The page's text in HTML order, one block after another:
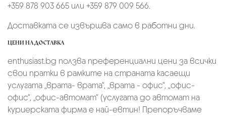
+359 878 903 665 или +359 879 009 566.
Доставката се извършва само в работни дни.
ЦЕНИ НА ДОСТАВКА
enthusiast.bg ползва преференциални цени за всички
свои пратки в рамките на страната касаещи
услугата „врата- врата“, „врата - офис“, „oфис-
офис“, „офис-автомат“ (услугата до автомат на
куриерската фирма е най-евтин! Препоръчваме